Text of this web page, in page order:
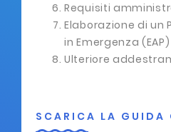
Requisiti
Elaborazione di un
in Emergenza
Ulteriore
SCARICA LA GUIDA